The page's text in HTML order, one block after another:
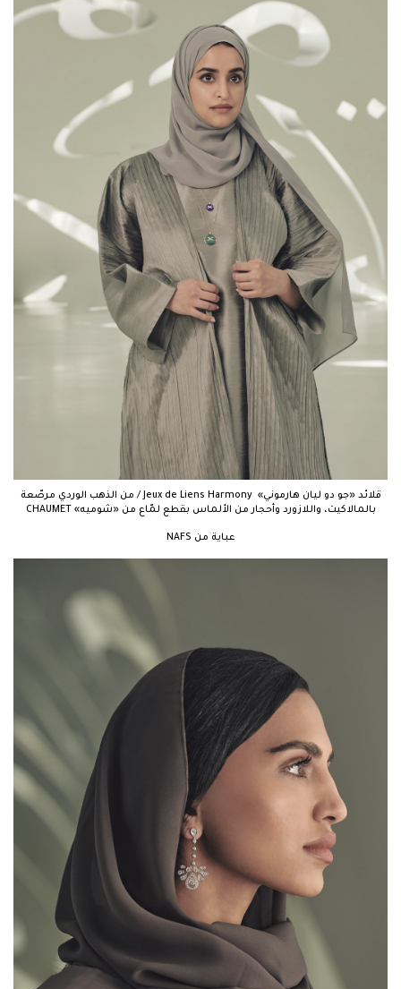
قلائد «جو دو ليان هارموني» Jeux de Liens Harmony / من الذهب الوردي مرصّعة
بالمالاكيت، واللازورد وأحجار من الألماس بقطع لمّاع من «شوميه» CHAUMET
عباية من NAFS